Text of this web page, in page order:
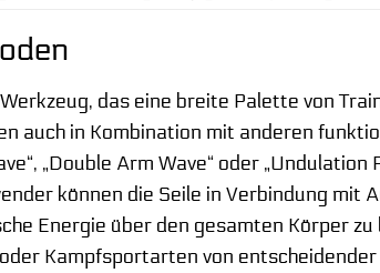
das eine breite Palette von
auch in Kombination mit anderen
„Double Arm Wave“ oder „Undulation
können die Seile in Verbindung mit
Energie über den gesamten Körper
oder Kampfsportarten von